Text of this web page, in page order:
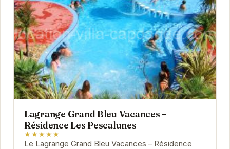
Lagrange Grand Bleu Vacances –
Résidence Les Pescalunes
★★★★★
Le Lagrange Grand Bleu Vacances – Résidence